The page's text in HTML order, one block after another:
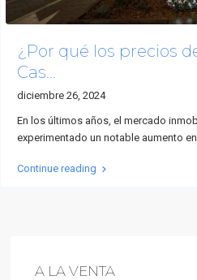
¿Por qué los precios
Cas...
diciembre 26, 2024
En los últimos años, el mercado
experimentado un notable aumento
Continue reading
A LA VENTA